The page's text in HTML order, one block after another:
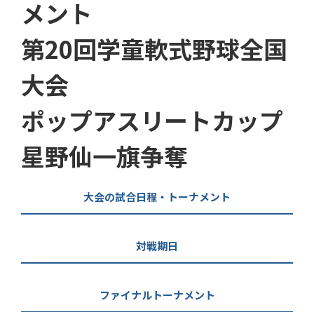
メント
第20回学童軟式野球全国
大会
ポップアスリートカップ
星野仙一旗争奪
大会の試合日程・トーナメント
対戦期日
ファイナルトーナメント